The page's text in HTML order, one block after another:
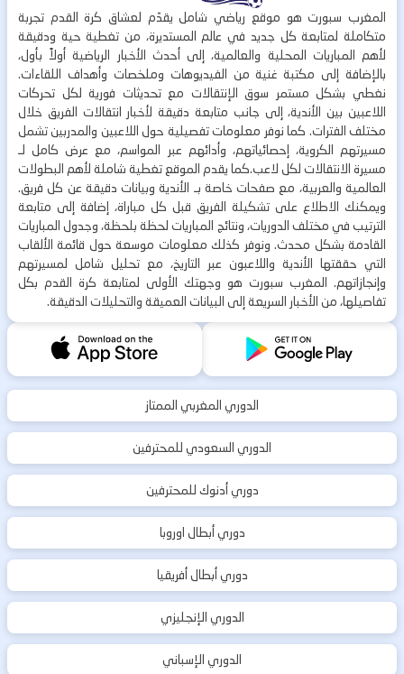
المغرب سبورت هو موقع رياضي شامل يقدّم لعشاق كرة القدم تجربة
متكاملة لمتابعة كل جديد في عالم المستديرة، من تغطية حية ودقيقة
لأهم المباريات المحلية والعالمية، إلى أحدث الأخبار الرياضية أولاً بأول،
بالإضافة إلى مكتبة غنية من الفيديوهات وملخصات وأهداف اللقاءات.
نغطي بشكل مستمر سوق الإنتقالات مع تحديثات فورية لكل تحركات
اللاعبين بين الأندية، إلى جانب متابعة دقيقة لأخبار انتقالات الفريق خلال
مختلف الفترات. كما نوفر معلومات تفصيلية حول اللاعبين والمدربين تشمل
مسيرتهم الكروية، إحصائياتهم، وأدائهم عبر المواسم، مع عرض كامل لـ
مسيرة الانتقالات لكل لاعب.كما يقدم الموقع تغطية شاملة لأهم البطولات
العالمية والعربية، مع صفحات خاصة بـ الأندية وبيانات دقيقة عن كل فريق.
ويمكنك الاطلاع على تشكيلة الفريق قبل كل مباراة، إضافة إلى متابعة
الترتيب في مختلف الدوريات، ونتائج المباريات لحظة بلحظة، وجدول المباريات
القادمة بشكل محدث. ونوفر كذلك معلومات موسعة حول قائمة الألقاب
التي حققتها الأندية واللاعبون عبر التاريخ، مع تحليل شامل لمسيرتهم
وإنجازاتهم. المغرب سبورت هو وجهتك الأولى لمتابعة كرة القدم بكل
تفاصيلها، من الأخبار السريعة إلى البيانات العميقة والتحليلات الدقيقة.
الدوري المغربي الممتاز
الدوري السعودي للمحترفين
دوري أدنوك للمحترفين
دوري أبطال اوروبا
دوري أبطال أفريقيا
الدوري الإنجليزي
الدوري الإسباني